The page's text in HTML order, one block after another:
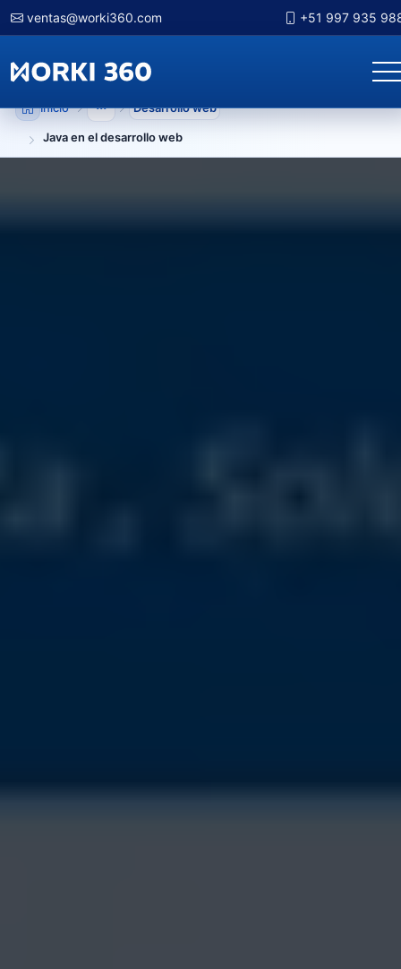
ventas@worki360.com +51 997 935
Inicio Mostrar niveles anteriores
Desarrollo web
Java en el desarrollo web